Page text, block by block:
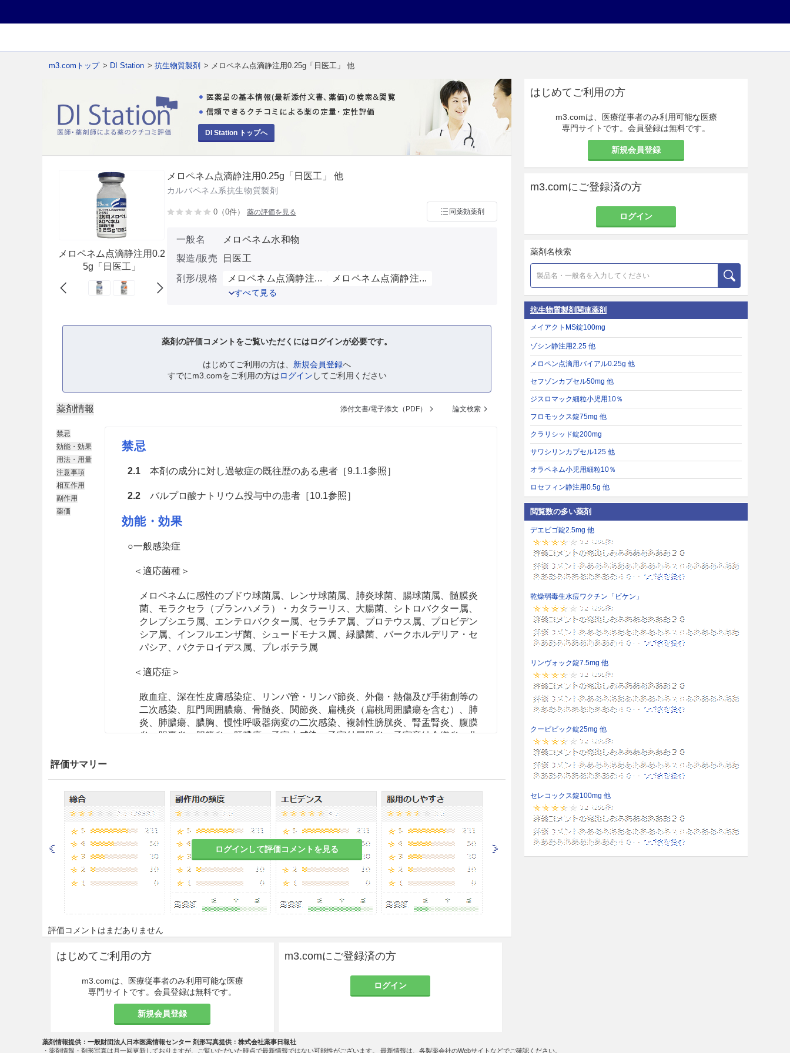
m3.comトップ > DI Station > 抗生物質製剤 > メロペネム点滴静注用0.25g「日医工」 他
DI Station トップへ
メロペネム点滴静注用0.2
5g「日医工」
メロペネム点滴静注用0.25g「日医工」 他
カルバペネム系抗生物質製剤
0（0件） 薬の評価を見る 同薬効薬剤
一般名
メロペネム水和物
製造/販売
日医工
剤形/規格
メロペネム点滴静注... メロペネム点滴静注...
すべて見る
薬剤の評価コメントをご覧いただくにはログインが必要です。
はじめてご利用の方は、 新規会員登録へ
すでにm3.comをご利用の方はログイン してご利用ください
薬剤情報 添付文書/電子添文（PDF） 論文検索
禁忌
効能・効果
用法・用量
注意事項
相互作用
副作用
薬価
禁忌
2.1本剤の成分に対し過敏症の既往歴のある患者［9.1.1参照］
2.2バルプロ酸ナトリウム投与中の患者［10.1参照］
効能・効果
○一般感染症
＜適応菌種＞
メロペネムに感性のブドウ球菌属、レンサ球菌属、肺炎球菌、腸球菌属、髄膜炎
菌、モラクセラ（ブランハメラ）・カタラーリス、大腸菌、シトロバクター属、
クレブシエラ属、エンテロバクター属、セラチア属、プロテウス属、プロビデン
シア属、インフルエンザ菌、シュードモナス属、緑膿菌、バークホルデリア・セ
パシア、バクテロイデス属、プレボテラ属
＜適応症＞
敗血症、深在性皮膚感染症、リンパ管・リンパ節炎、外傷・熱傷及び手術創等の
二次感染、肛門周囲膿瘍、骨髄炎、関節炎、扁桃炎（扁桃周囲膿瘍を含む）、肺
炎、肺膿瘍、膿胸、慢性呼吸器病変の二次感染、複雑性膀胱炎、腎盂腎炎、腹膜
炎、胆嚢炎、胆管炎、肝膿瘍、子宮内感染、子宮付属器炎、子宮旁結合織炎、化
用法・容量
＜効能共通＞
本剤の使用に際しては、投与開始後3日を目安としてさらに継続投与が必要か判定
し、投与中止又はより適切な他剤に切り替えるべきか検討を行うこと。
＜一般感染症＞
分以上かけて点滴静注する。なお、年齢・症状に応じて適宜増減するが、重症・
難治性感染症には、1回1g（力価）を上限として、1日3g（力価）まで増量する
ことができる。
通常、小児にはメロペネムとして、1日30〜60mg（力価）/kgを3回に分割し、30
分以上かけて点滴静注する。なお、年齢・症状に応じて適宜増減するが、重症・
難治性感染症には、1日120mg（力価）/kgまで増量することができる。ただし、
成人における1日最大用量3g（力価）を超えないこととする。
評価サマリー
ログインして評価コメントを見る
評価コメントはまだありません
はじめてご利用の方
m3.comは、医療従事者のみ利用可能な医療
専門サイトです。会員登録は無料です。
新規会員登録
m3.comにご登録済の方
ログイン
はじめてご利用の方
m3.comは、医療従事者のみ利用可能な医療
専門サイトです。会員登録は無料です。
新規会員登録
m3.comにご登録済の方
ログイン
薬剤名検索
抗生物質製剤関連薬剤
メイアクトMS錠100mg
ゾシン静注用2.25 他
メロペン点滴用バイアル0.25g 他
セフゾンカプセル50mg 他
ジスロマック細粒小児用10％
フロモックス錠75mg 他
クラリシッド錠200mg
サワシリンカプセル125 他
オラペネム小児用細粒10％
ロセフィン静注用0.5g 他
閲覧数の多い薬剤
デエビゴ錠2.5mg 他
乾燥弱毒生水痘ワクチン「ビケン」
リンヴォック錠7.5mg 他
クービビック錠25mg 他
セレコックス錠100mg 他
薬剤情報提供：一般財団法人日本医薬情報センター 剤形写真提供：株式会社薬事日報社
・薬剤情報・剤形写真は月一回更新しておりますが、ご覧いただいた時点で最新情報ではない可能性がございます。 最新情報は、各製薬会社のWebサイトなどでご確認ください。